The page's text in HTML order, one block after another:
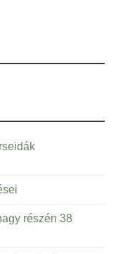
részén 38